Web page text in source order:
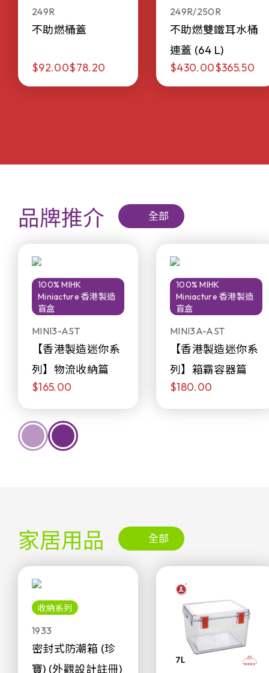
249R
不助燃桶蓋
$92.00$78.20
249R/250R
不助燃雙鐵耳水桶
連蓋 (64 L)
$430.00$365.50
品牌推介 全部
100% MIHK
Miniacture 香港製造
盲盒
MINI3-AST
【香港製造迷你系
列】物流收納篇
$165.00
100% MIHK
Miniacture 香港製造
盲盒
MINI3A-AST
【香港製造迷你系
列】箱霸容器篇
$180.00
家居用品 全部
收納系列
1933
密封式防潮箱 (珍
寶) (外觀設計註冊)